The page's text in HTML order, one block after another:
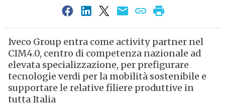
Iveco Group entra come activity partner nel
CIM4.0, centro di competenza nazionale ad
elevata specializzazione, per prefigurare
tecnologie verdi per la mobilità sostenibile e
supportare le relative filiere produttive in
tutta Italia